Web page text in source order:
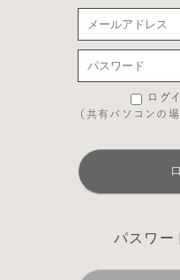
ログ
（共有パソコンの
パスワー